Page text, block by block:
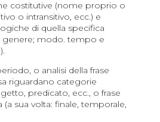
costitutive (nome proprio o
o intransitivo, ecc.) e
di quella specifica
genere; modo. tempo e
o analisi della frase
riguardano categorie
predicato, ecc., o frase
(a sua volta: finale, temporale,